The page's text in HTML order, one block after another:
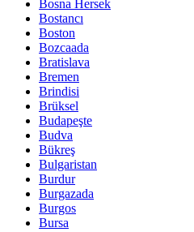
Bosna Hersek
Bostancı
Boston
Bozcaada
Bratislava
Bremen
Brindisi
Brüksel
Budapeşte
Budva
Bükreş
Bulgaristan
Burdur
Burgazada
Burgos
Bursa